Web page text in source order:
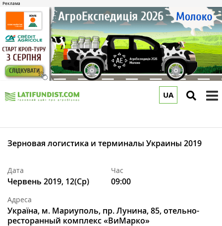
UA
Зерновая логистика и терминалы Украины 2019
Дата
Червень 2019, 12(Ср)
Час
09:00
Адреса
Україна, м. Мариуполь, пр. Лунина, 85, отельно-
ресторанный комплекс «ВиМарко»